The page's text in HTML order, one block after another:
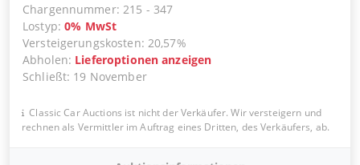
Chargennummer:215 - 347
Lostyp:0% MwSt
Versteigerungskosten: 20,57%
Abholen: Lieferoptionen anzeigen
Schließt: 19 November
Classic Car Auctions ist nicht der Verkäufer. Wir versteigern und
rechnen als Vermittler im Auftrag eines Dritten, des Verkäufers, ab.